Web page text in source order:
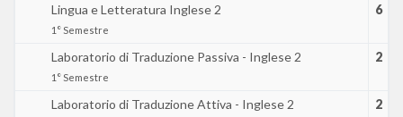
Lingua e Letteratura Inglese 2
1° Semestre
6
Laboratorio di Traduzione Passiva - Inglese 2
1° Semestre
2
Laboratorio di Traduzione Attiva - Inglese 2 2